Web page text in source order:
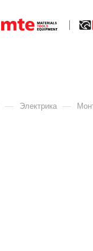
— Электрика —